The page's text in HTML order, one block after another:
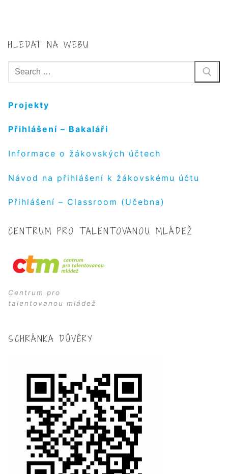
HLEDAT NA WEBU
Hledat:
Projekty
Přihlášení – Bakaláři
Informace o žákovských účtech
Návod na přihlášení k žákovskému účtu
Přihlášení – Classroom (Učebna)
CENTRUM PRO TALENTOVANOU MLÁDEŽ
Centrum pro
talentovanou mládež
SCHRÁNKA DŮVĚRY